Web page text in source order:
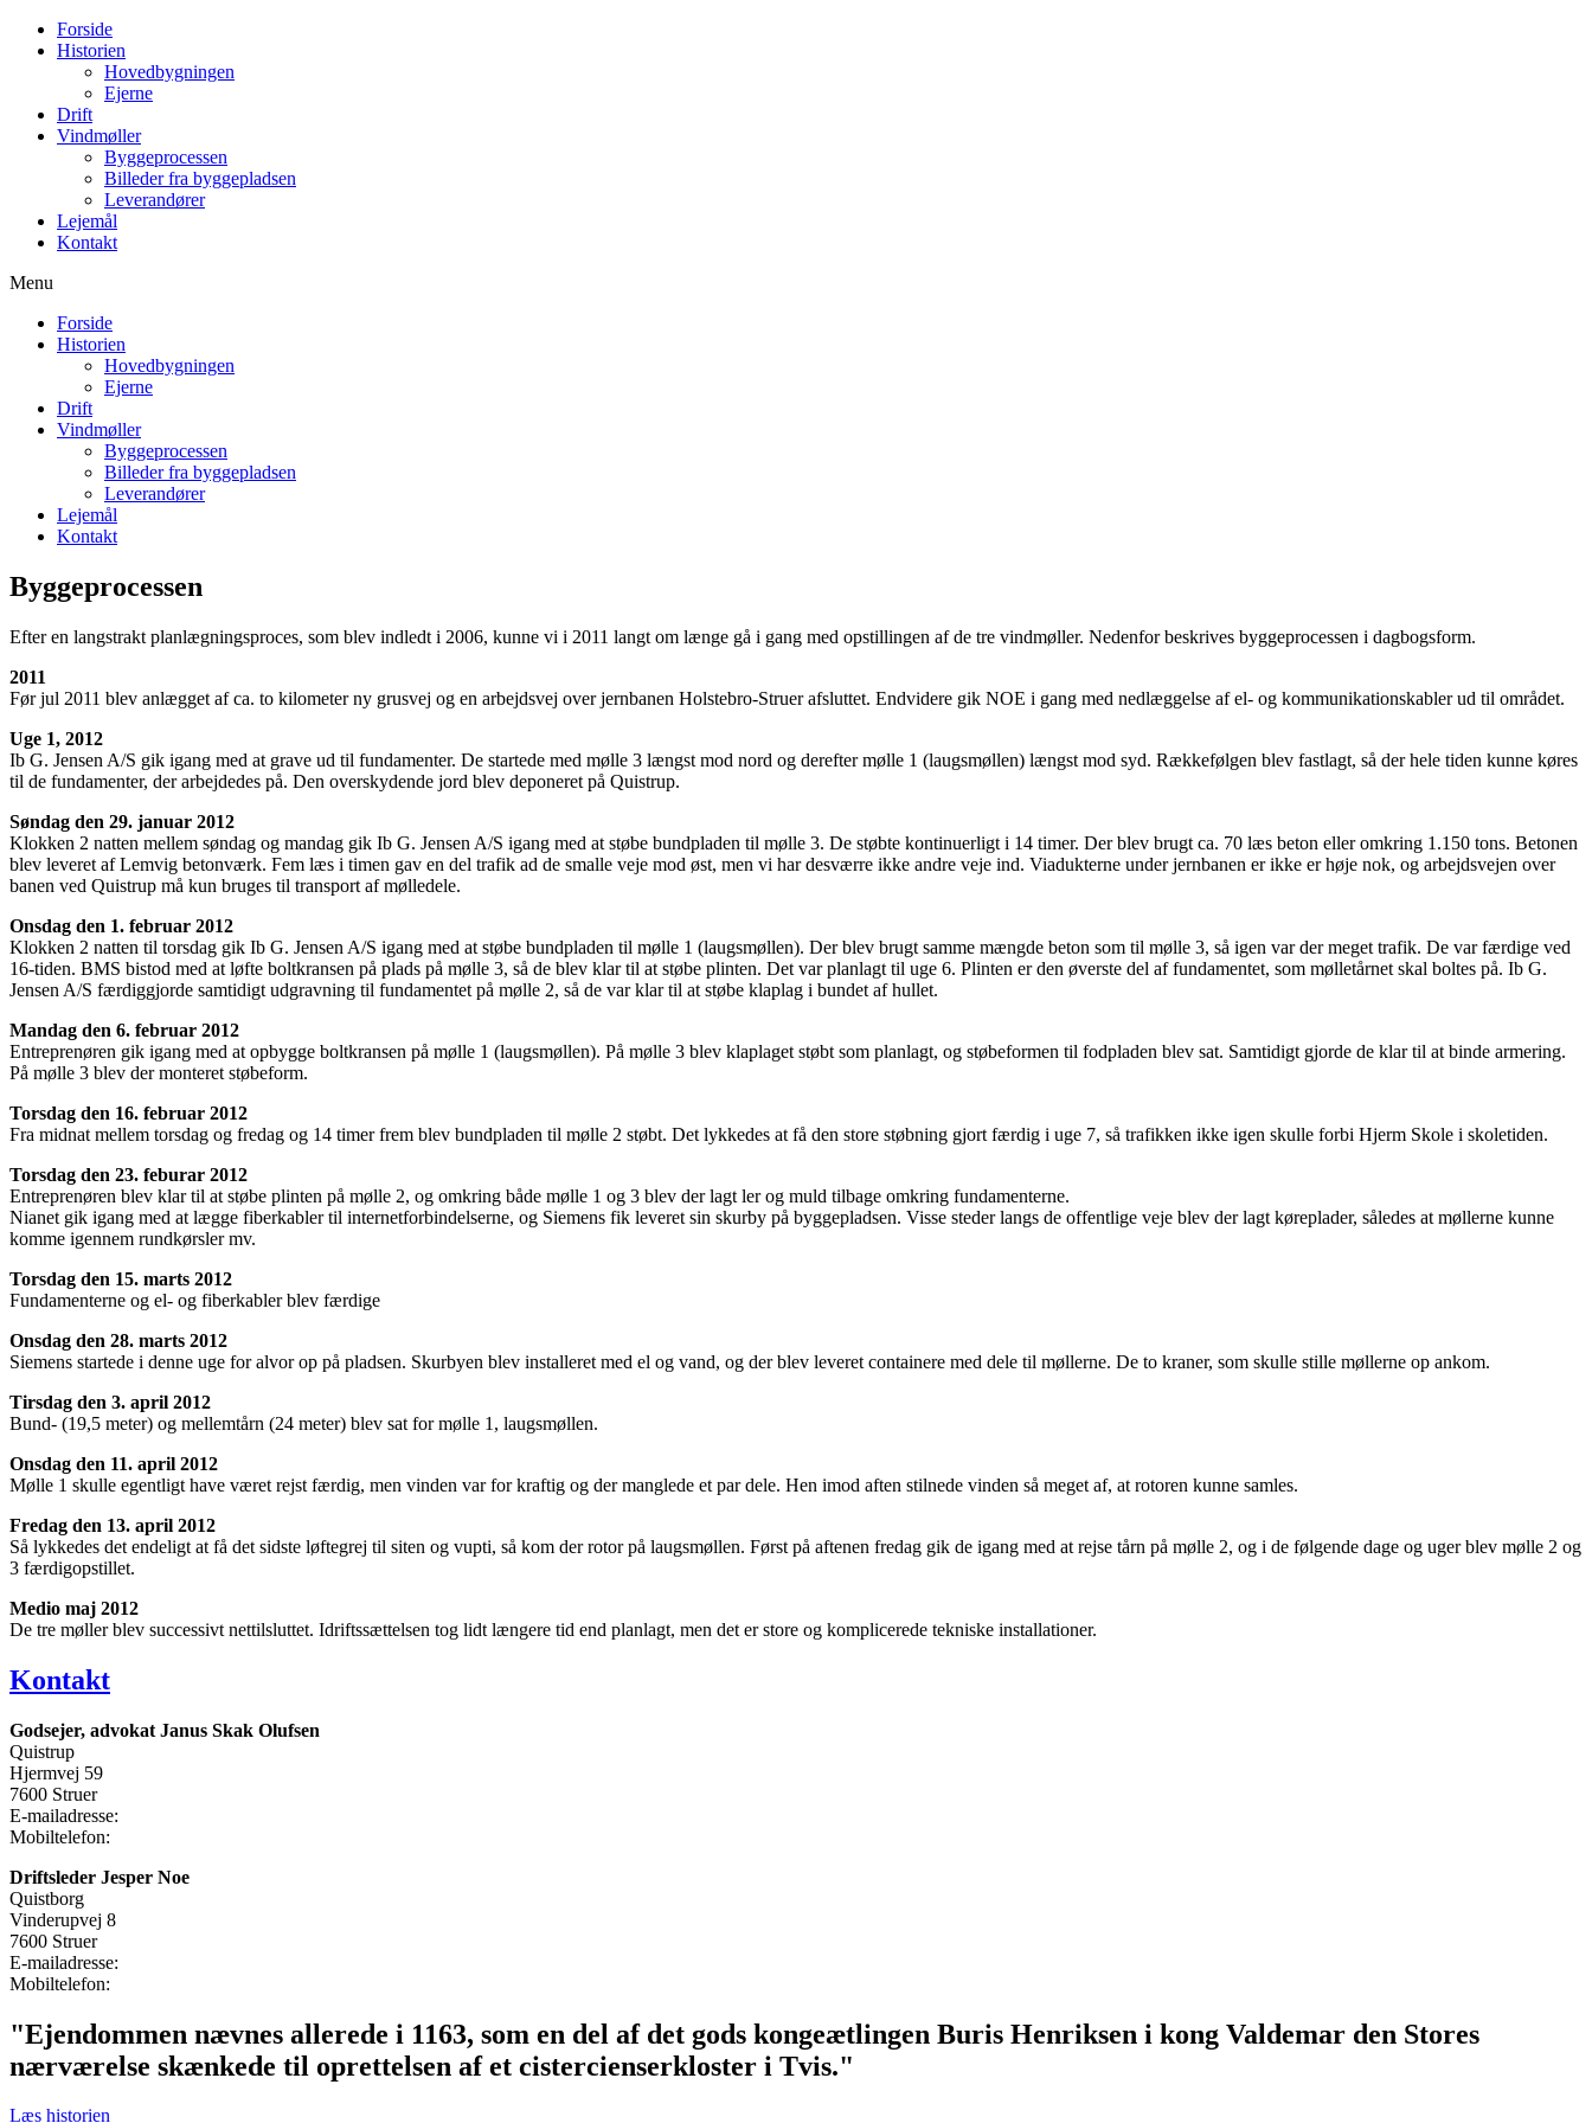
Forside
Historien
Hovedbygningen
Ejerne
Drift
Vindmøller
Byggeprocessen
Billeder fra byggepladsen
Leverandører
Lejemål
Kontakt
Menu
Forside
Historien
Hovedbygningen
Ejerne
Drift
Vindmøller
Byggeprocessen
Billeder fra byggepladsen
Leverandører
Lejemål
Kontakt
Byggeprocessen
Efter en langstrakt planlægningsproces, som blev indledt i 2006, kunne vi i 2011 langt om længe gå i gang med opstillingen af de tre vindmøller. Nedenfor beskrives byggeprocessen i dagbogsform.
2011
Før jul 2011 blev anlægget af ca. to kilometer ny grusvej og en arbejdsvej over jernbanen Holstebro-Struer afsluttet. Endvidere gik NOE i gang med nedlæggelse af el- og kommunikationskabler ud til området.
Uge 1, 2012
Ib G. Jensen A/S gik igang med at grave ud til fundamenter. De startede med mølle 3 længst mod nord og derefter mølle 1 (laugsmøllen) længst mod syd. Rækkefølgen blev fastlagt, så der hele tiden kunne køres
til de fundamenter, der arbejdedes på. Den overskydende jord blev deponeret på Quistrup.
Søndag den 29. januar 2012
Klokken 2 natten mellem søndag og mandag gik Ib G. Jensen A/S igang med at støbe bundpladen til mølle 3. De støbte kontinuerligt i 14 timer. Der blev brugt ca. 70 læs beton eller omkring 1.150 tons. Betonen
blev leveret af Lemvig betonværk. Fem læs i timen gav en del trafik ad de smalle veje mod øst, men vi har desværre ikke andre veje ind. Viadukterne under jernbanen er ikke er høje nok, og arbejdsvejen over
banen ved Quistrup må kun bruges til transport af mølledele.
Onsdag den 1. februar 2012
Klokken 2 natten til torsdag gik Ib G. Jensen A/S igang med at støbe bundpladen til mølle 1 (laugsmøllen). Der blev brugt samme mængde beton som til mølle 3, så igen var der meget trafik. De var færdige ved
16-tiden. BMS bistod med at løfte boltkransen på plads på mølle 3, så de blev klar til at støbe plinten. Det var planlagt til uge 6. Plinten er den øverste del af fundamentet, som mølletårnet skal boltes på. Ib G.
Jensen A/S færdiggjorde samtidigt udgravning til fundamentet på mølle 2, så de var klar til at støbe klaplag i bundet af hullet.
Mandag den 6. februar 2012
Entreprenøren gik igang med at opbygge boltkransen på mølle 1 (laugsmøllen). På mølle 3 blev klaplaget støbt som planlagt, og støbeformen til fodpladen blev sat. Samtidigt gjorde de klar til at binde armering.
På mølle 3 blev der monteret støbeform.
Torsdag den 16. februar 2012
Fra midnat mellem torsdag og fredag og 14 timer frem blev bundpladen til mølle 2 støbt. Det lykkedes at få den store støbning gjort færdig i uge 7, så trafikken ikke igen skulle forbi Hjerm Skole i skoletiden.
Torsdag den 23. feburar 2012
Entreprenøren blev klar til at støbe plinten på mølle 2, og omkring både mølle 1 og 3 blev der lagt ler og muld tilbage omkring fundamenterne.
Nianet gik igang med at lægge fiberkabler til internetforbindelserne, og Siemens fik leveret sin skurby på byggepladsen. Visse steder langs de offentlige veje blev der lagt køreplader, således at møllerne kunne
komme igennem rundkørsler mv.
Torsdag den 15. marts 2012
Fundamenterne og el- og fiberkabler blev færdige
Onsdag den 28. marts 2012
Siemens startede i denne uge for alvor op på pladsen. Skurbyen blev installeret med el og vand, og der blev leveret containere med dele til møllerne. De to kraner, som skulle stille møllerne op ankom.
Tirsdag den 3. april 2012
Bund- (19,5 meter) og mellemtårn (24 meter) blev sat for mølle 1, laugsmøllen.
Onsdag den 11. april 2012
Mølle 1 skulle egentligt have været rejst færdig, men vinden var for kraftig og der manglede et par dele. Hen imod aften stilnede vinden så meget af, at rotoren kunne samles.
Fredag den 13. april 2012
Så lykkedes det endeligt at få det sidste løftegrej til siten og vupti, så kom der rotor på laugsmøllen. Først på aftenen fredag gik de igang med at rejse tårn på mølle 2, og i de følgende dage og uger blev mølle 2 og
3 færdigopstillet.
Medio maj 2012
De tre møller blev successivt nettilsluttet. Idriftssættelsen tog lidt længere tid end planlagt, men det er store og komplicerede tekniske installationer.
Kontakt
Godsejer, advokat Janus Skak Olufsen
Quistrup
Hjermvej 59
7600 Struer
E-mailadresse:
Mobiltelefon:
Driftsleder Jesper Noe
Quistborg
Vinderupvej 8
7600 Struer
E-mailadresse:
Mobiltelefon:
"Ejendommen nævnes allerede i 1163, som en del af det gods kongeætlingen Buris Henriksen i kong Valdemar den Stores
nærværelse skænkede til oprettelsen af et cistercienserkloster i Tvis."
Læs historien